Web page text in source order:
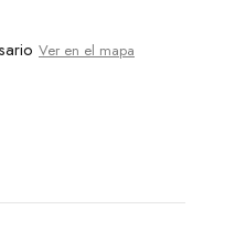
Ver en el mapa